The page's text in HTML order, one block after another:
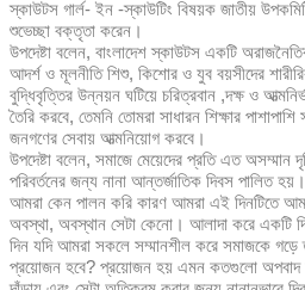
স্কাউটস গার্ল- ইন -স্কাউটিং বিষয়ক জাতীয়
শুভেচ্ছা বক্তৃতা করেন।
উপদেষ্টা বলেন, বাংলাদেশ স্কাউটস একটি
আদর্শ ও মূলনীতি শিশু, কিশোর ও যুব বয়সীদের
বুদ্ধিবৃত্তির উন্নয়ন ঘটিয়ে চরিত্রবান ,দক্ষ ও
তৈরি করবে, তেমনি তোমরা সাধারন শিক্ষার
জনগণের সেবায় আত্মনিয়োগ করবে।
উপদেষ্টা বলেন, সমাজে মেয়েদের প্রতি এত অসম্মান
পরিবর্তনের জন্য নানা আন্তর্জাতিক দিবস পালিত
আমরা কেন পালন করি কারণ আমরা এই দিনটিতে
অবস্থা, অবস্থান সেটা কেনো। আলাদা করে একটি
দিন যদি আমরা সকলে সম্মানশীল করে সমাজকে
প্রয়োজন হবে? প্রয়োজন হয় এমন কতগুলো অপবাদ